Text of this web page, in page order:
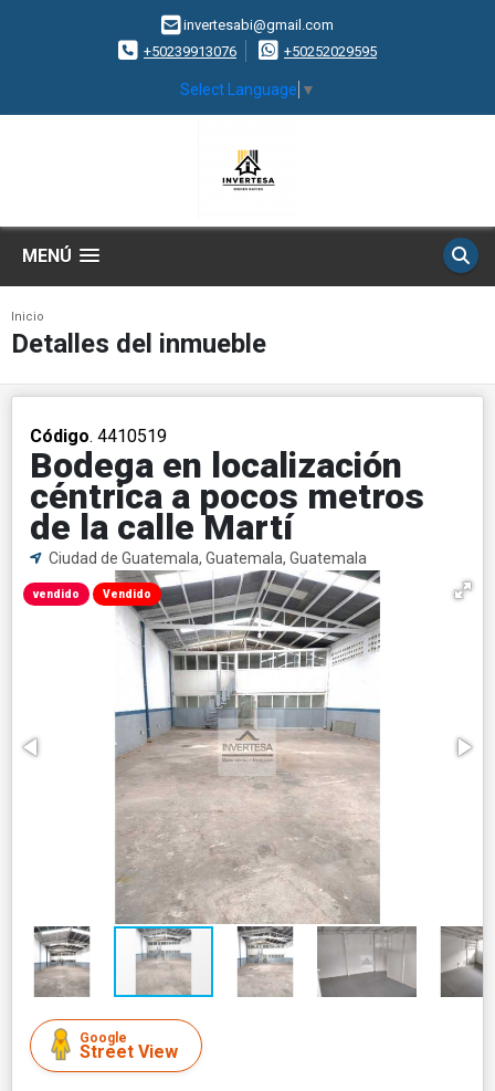
invertesabi@gmail.com
+50239913076
+50252029595
Select Language ▼
MENÚ
Inicio
Detalles del inmueble
Código. 4410519
Bodega en localización
céntrica a pocos metros
de la calle Martí
Ciudad de Guatemala, Guatemala, Guatemala
vendido Vendido
Google
Street View